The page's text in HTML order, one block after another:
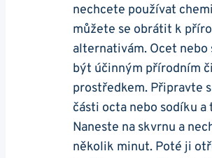
nechcete používat
můžete se obrátit k
alternativám. Ocet nebo
být účinným přírodním
prostředkem. Připravte
části octa nebo sodíku
Naneste na skvrnu a
několik minut. Poté ji